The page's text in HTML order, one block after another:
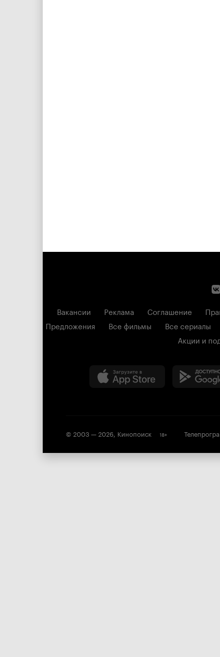
Вакансии Реклама Соглашение
Предложения
Все фильмы
Все сериалы
Акции и
© 2003 — 2026, Кинопоиск 18+